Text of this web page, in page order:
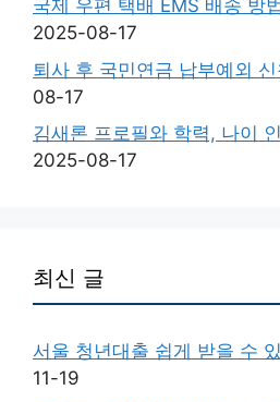
국제 우편 택배 EMS 배송 방
2025-08-17
퇴사 후 국민연금 납부예외
08-17
김새론 프로필와 학력, 나이
2025-08-17
최신 글
서울 청년대출 쉽게 받을 수
11-19